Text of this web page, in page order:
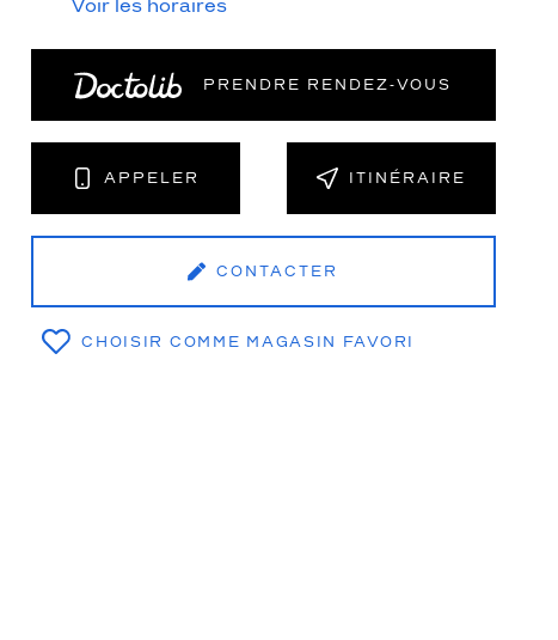
Voir les horaires
PRENDRE RENDEZ‑VOUS
APPELER ITINÉRAIRE
CONTACTER
CHOISIR COMME MAGASIN FAVORI